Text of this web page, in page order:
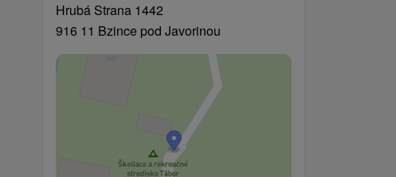
Hrubá Strana 1442
916 11 Bzince pod Javorinou